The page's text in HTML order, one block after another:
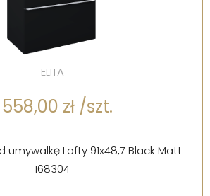
ELITA
558,00 zł /szt.
umywalkę Lofty 91x48,7 Black Matt
168304